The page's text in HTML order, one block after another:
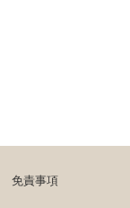
免責事項